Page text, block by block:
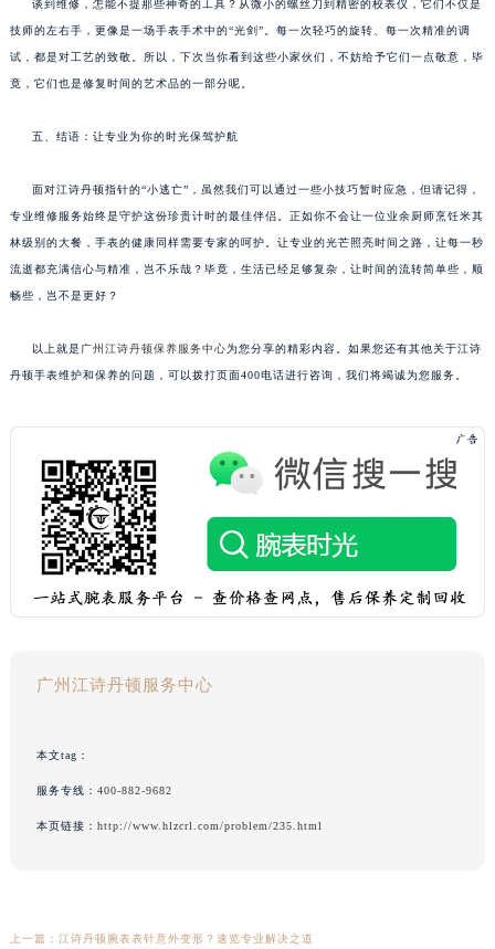
谈到维修，怎能不提那些神奇的工具？从微小的螺丝刀到精密的校表仪，它们不仅是
技师的左右手，更像是一场手表手术中的“光剑”。每一次轻巧的旋转、每一次精准的调
试，都是对工艺的致敬。所以，下次当你看到这些小家伙们，不妨给予它们一点敬意，毕
竟，它们也是修复时间的艺术品的一部分呢。
五、结语：让专业为你的时光保驾护航
面对江诗丹顿指针的“小逃亡”，虽然我们可以通过一些小技巧暂时应急，但请记得，
专业维修服务始终是守护这份珍贵计时的最佳伴侣。正如你不会让一位业余厨师烹饪米其
林级别的大餐，手表的健康同样需要专家的呵护。让专业的光芒照亮时间之路，让每一秒
流逝都充满信心与精准，岂不乐哉？毕竟，生活已经足够复杂，让时间的流转简单些，顺
畅些，岂不是更好？
以上就是 广州江诗丹顿保养服务中心为您分享的精彩内容。如果您还有其他关于江诗
丹顿手表维护和保养的问题，可以拨打页面400电话进行咨询，我们将竭诚为您服务。
广州江诗丹顿服务中心
本文tag：
服务专线： 400-882-9682
本页链接： http://www.hlzcrl.com/problem/235.html
上一篇： 江诗丹顿腕表表针意外变形？速览专业解决之道